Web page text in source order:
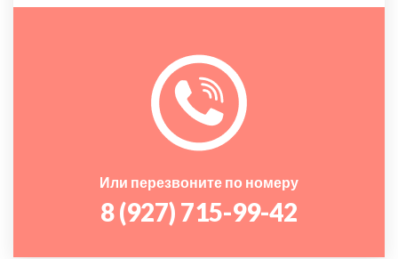
Или перезвоните по номеру
8 (927) 715-99-42